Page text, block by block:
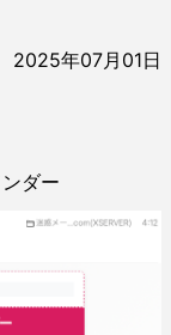
2025年07月01日
ダー